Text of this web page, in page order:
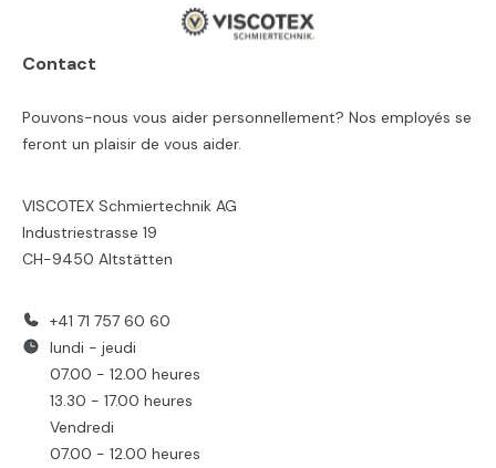
Contact
Pouvons-nous vous aider personnellement? Nos employés se
feront un plaisir de vous aider.
VISCOTEX Schmiertechnik AG
Industriestrasse 19
CH-9450 Altstätten
+41 71 757 60 60
lundi - jeudi
07.00 - 12.00 heures
13.30 - 17.00 heures
Vendredi
07.00 - 12.00 heures